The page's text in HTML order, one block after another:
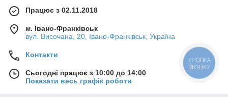
Працює з 02.11.2018
м. Івано-Франківськ
вул. Височана, 20, Івано-Франківськ, Україна
Контакти
Сьогодні працює з 10:00 до 14:00
Показати весь графік роботи
КНОПКА
ЗВ'ЯЗКУ